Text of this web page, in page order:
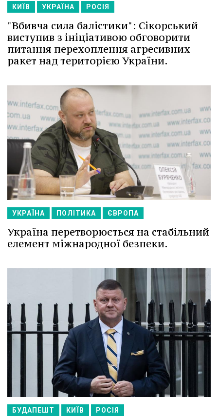
КИЇВ УКРАЇНА РОСІЯ
"Вбивча сила балістики": Сікорський
виступив з ініціативою обговорити
питання перехоплення агресивних
ракет над територією України.
УКРАЇНА ПОЛІТИКА ЄВРОПА
Україна перетворюється на стабільний
елемент міжнародної безпеки.
БУДАПЕШТ КИЇВ РОСІЯ